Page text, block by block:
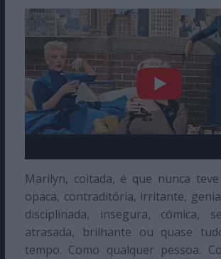
Marilyn, coitada, é que nunca
opaca, contraditória, irritante,
disciplinada, insegura, cómica,
atrasada, brilhante ou quase
tempo. Como qualquer pessoa.